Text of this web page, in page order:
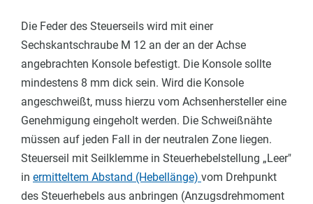
Die Feder des Steuerseils wird mit einer
Sechskantschraube M 12 an der an der Achse
angebrachten Konsole befestigt. Die Konsole sollte
mindestens 8 mm dick sein. Wird die Konsole
angeschweißt, muss hierzu vom Achsenhersteller eine
Genehmigung eingeholt werden. Die Schweißnähte
müssen auf jeden Fall in der neutralen Zone liegen.
Steuerseil mit Seilklemme in Steuerhebelstellung „Leer"
in ermitteltem Abstand (Hebellänge) vom Drehpunkt
des Steuerhebels aus anbringen (Anzugsdrehmoment